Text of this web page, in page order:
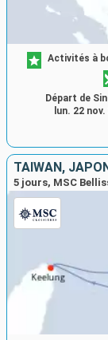
Activités à
Départ de
lun. 22
TAÏWAN, JAPON
5 jours, MSC